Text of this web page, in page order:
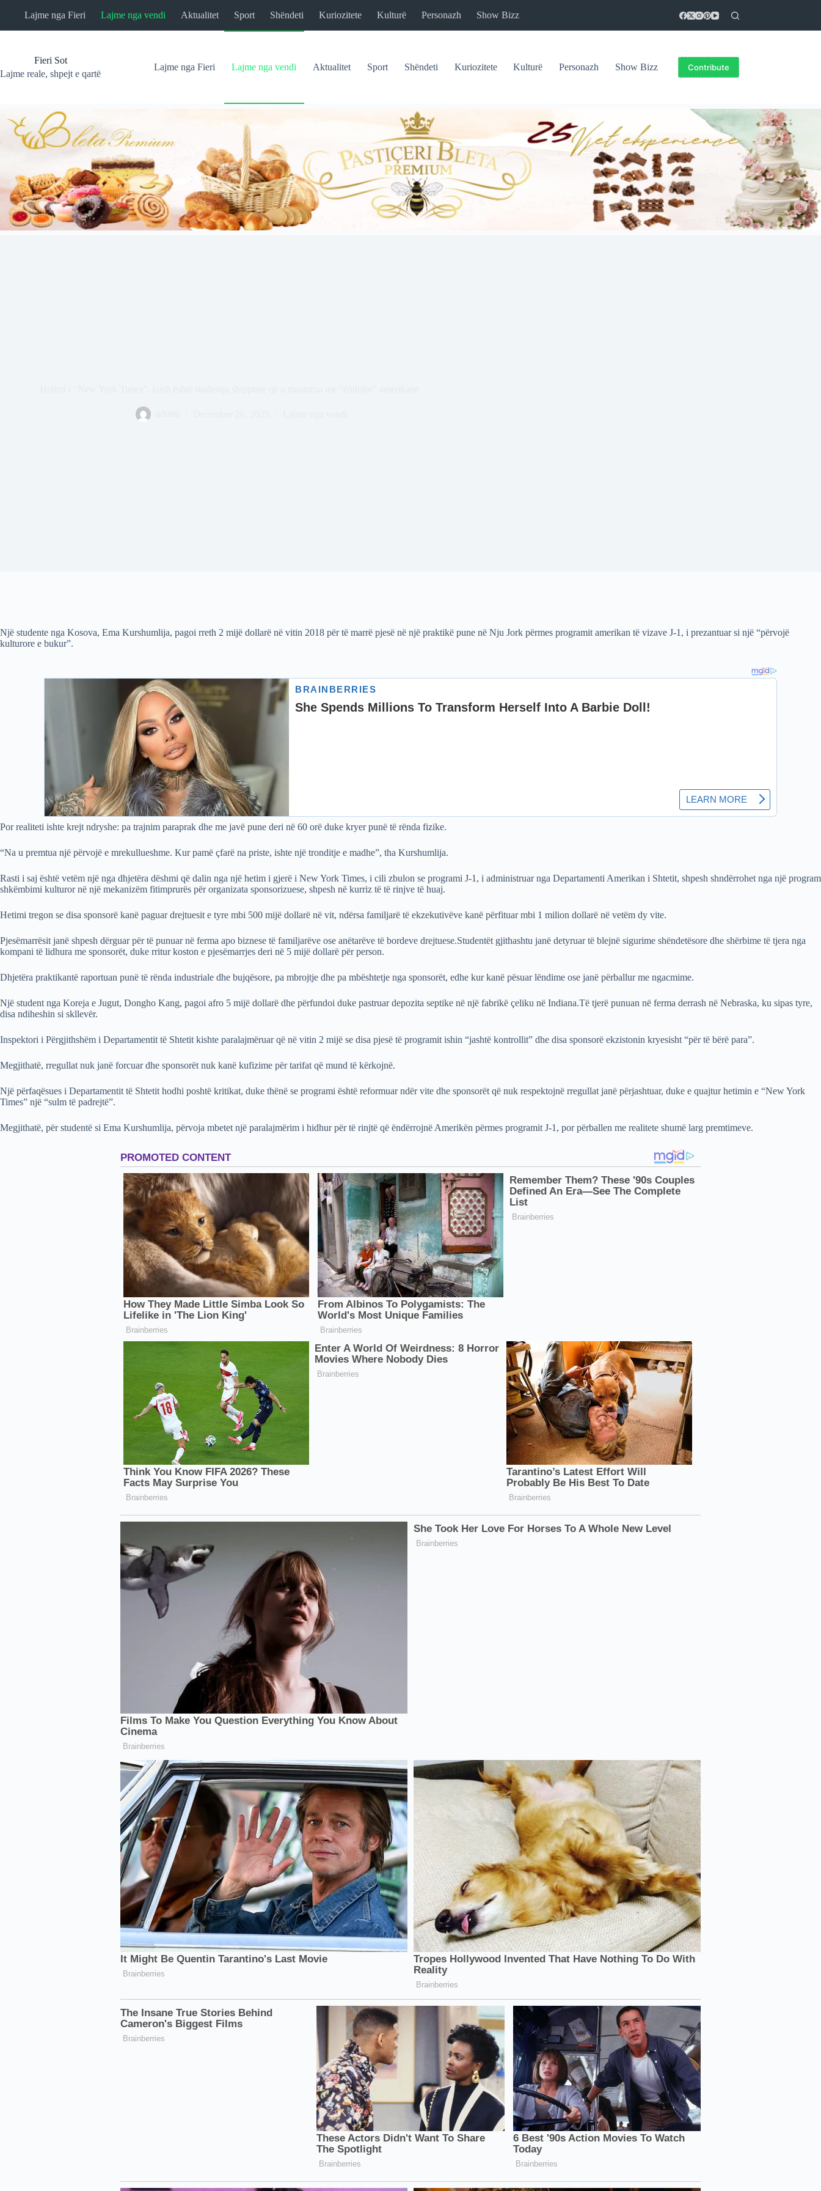
Lajme nga Fieri Lajme nga vendi Aktualitet Sport Shëndeti Kuriozitete Kulturë Personazh Show Bizz
Fieri Sot
Lajme reale, shpejt e qartë
Lajme nga Fieri Lajme nga vendi Aktualitet Sport Shëndeti Kuriozitete Kulturë Personazh Show Bizz Contribute
Një studente nga Kosova, Ema Kurshumlija, pagoi rreth 2 mijë dollarë në vitin 2018 për të marrë pjesë në një praktikë pune në Nju Jork përmes programit amerikan të vizave J-1, i prezantuar si një “përvojë
kulturore e bukur”.
Por realiteti ishte krejt ndryshe: pa trajnim paraprak dhe me javë pune deri në 60 orë duke kryer punë të rënda fizike.
“Na u premtua një përvojë e mrekullueshme. Kur pamë çfarë na priste, ishte një tronditje e madhe”, tha Kurshumlija.
Rasti i saj është vetëm një nga dhjetëra dëshmi që dalin nga një hetim i gjerë i New York Times, i cili zbulon se programi J-1, i administruar nga Departamenti Amerikan i Shtetit, shpesh shndërrohet nga një program
shkëmbimi kulturor në një mekanizëm fitimprurës për organizata sponsorizuese, shpesh në kurriz të të rinjve të huaj.
Hetimi tregon se disa sponsorë kanë paguar drejtuesit e tyre mbi 500 mijë dollarë në vit, ndërsa familjarë të ekzekutivëve kanë përfituar mbi 1 milion dollarë në vetëm dy vite.
Pjesëmarrësit janë shpesh dërguar për të punuar në ferma apo biznese të familjarëve ose anëtarëve të bordeve drejtuese.Studentët gjithashtu janë detyruar të blejnë sigurime shëndetësore dhe shërbime të tjera nga
kompani të lidhura me sponsorët, duke rritur koston e pjesëmarrjes deri në 5 mijë dollarë për person.
Dhjetëra praktikantë raportuan punë të rënda industriale dhe bujqësore, pa mbrojtje dhe pa mbështetje nga sponsorët, edhe kur kanë pësuar lëndime ose janë përballur me ngacmime.
Një student nga Koreja e Jugut, Dongho Kang, pagoi afro 5 mijë dollarë dhe përfundoi duke pastruar depozita septike në një fabrikë çeliku në Indiana.Të tjerë punuan në ferma derrash në Nebraska, ku sipas tyre,
disa ndiheshin si skllevër.
Inspektori i Përgjithshëm i Departamentit të Shtetit kishte paralajmëruar që në vitin 2 mijë se disa pjesë të programit ishin “jashtë kontrollit” dhe disa sponsorë ekzistonin kryesisht “për të bërë para”.
Megjithatë, rregullat nuk janë forcuar dhe sponsorët nuk kanë kufizime për tarifat që mund të kërkojnë.
Një përfaqësues i Departamentit të Shtetit hodhi poshtë kritikat, duke thënë se programi është reformuar ndër vite dhe sponsorët që nuk respektojnë rregullat janë përjashtuar, duke e quajtur hetimin e “New York
Times” një “sulm të padrejtë”.
Megjithatë, për studentë si Ema Kurshumlija, përvoja mbetet një paralajmërim i hidhur për të rinjtë që ëndërrojnë Amerikën përmes programit J-1, por përballen me realitete shumë larg premtimeve.